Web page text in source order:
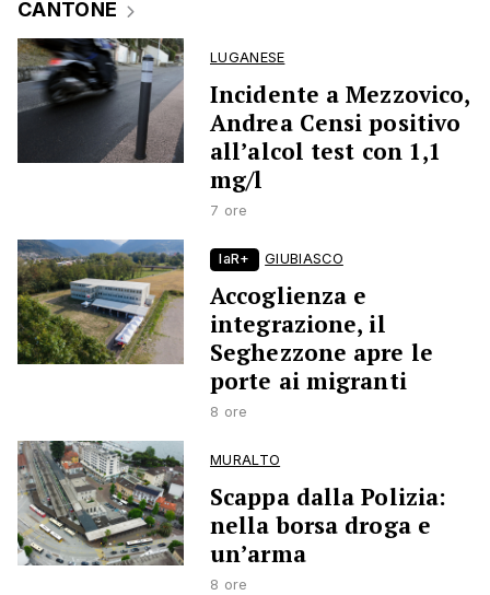
CANTONE
LUGANESE
Incidente a Mezzovico,
Andrea Censi positivo
all’alcol test con 1,1
mg/l
7 ore
laR+ GIUBIASCO
Accoglienza e
integrazione, il
Seghezzone apre le
porte ai migranti
8 ore
MURALTO
Scappa dalla Polizia:
nella borsa droga e
un’arma
8 ore